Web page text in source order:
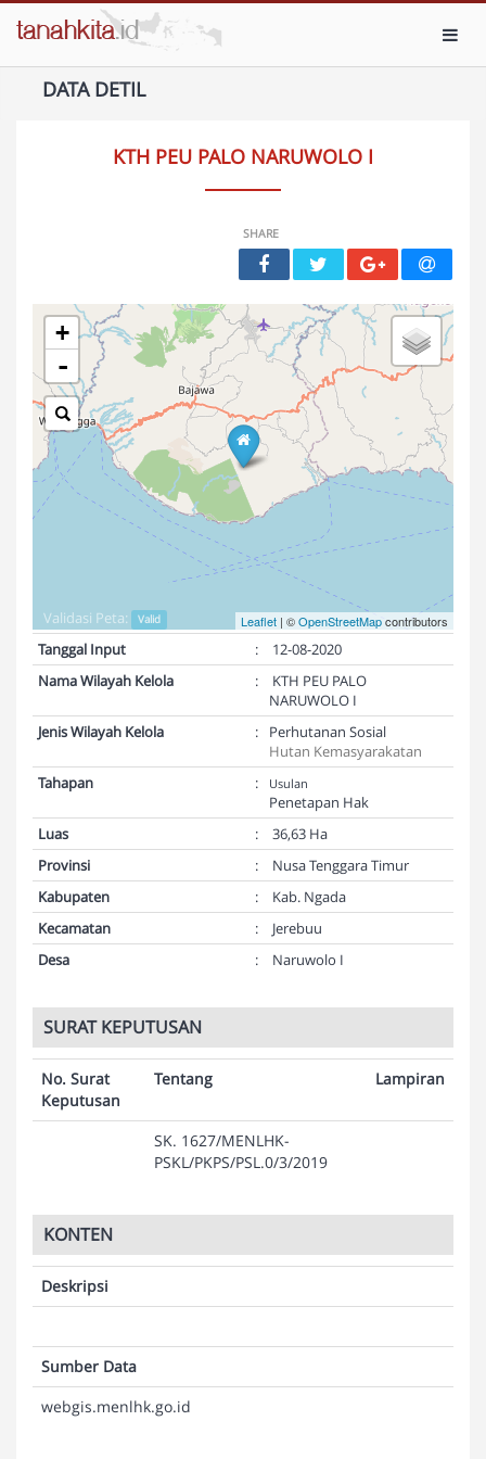
DATA DETIL
KTH PEU PALO NARUWOLO I
SHARE
+
-
Leaflet | ©OpenStreetMapcontributors
Validasi Peta: Valid
Tanggal Input :
12-08-2020
Nama Wilayah Kelola
:
KTH PEU PALO
NARUWOLO I
Jenis Wilayah Kelola
:
Perhutanan Sosial
Hutan Kemasyarakatan
Tahapan
: Usulan
Penetapan Hak
Luas
:
36,63 Ha
Provinsi
:
Nusa Tenggara Timur
Kabupaten
:
Kab. Ngada
Kecamatan
:
Jerebuu
Desa
: Naruwolo I
SURAT KEPUTUSAN
No. Surat
Keputusan
Tentang Lampiran
SK. 1627/MENLHK-
PSKL/PKPS/PSL.0/3/2019
KONTEN
Deskripsi
Sumber Data
webgis.menlhk.go.id